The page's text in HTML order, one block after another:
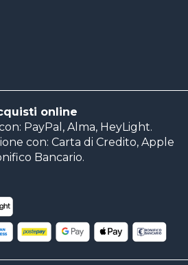
online
PayPal, Alma, HeyLight.
con: Carta di Credito, Apple
Bancario.